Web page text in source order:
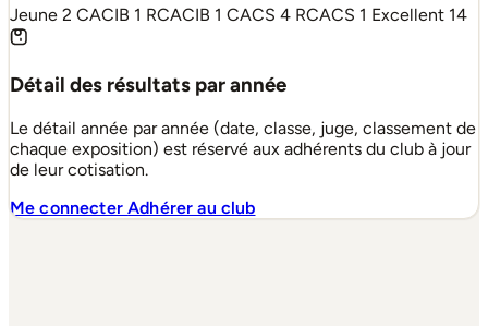
Jeune 2 CACIB 1 RCACIB 1 CACS 4 RCACS 1 Excellent 14
Détail des résultats par année
Le détail année par année (date, classe, juge, classement de
chaque exposition) est réservé aux adhérents du club à jour
de leur cotisation.
Me connecterAdhérer au club